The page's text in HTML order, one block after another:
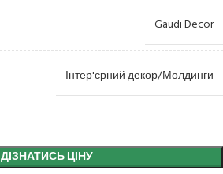
Gaudi Decor
Інтер'єрний декор/Молдинги
ДІЗНАТИСЬ ЦІНУ